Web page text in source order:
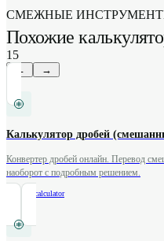
СМЕЖНЫЕ
Похожие
15
← →
Калькулятор дробей
Конвертер дробей онлайн. Перевод
наоборот с подробным решением.
fraction-calculator